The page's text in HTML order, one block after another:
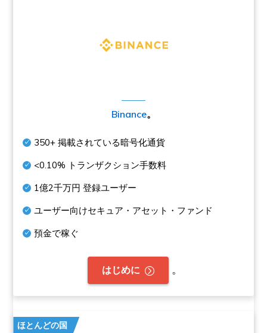
Binance。
350+ 掲載されている暗号化通貨
<0.10% トランザクション手数料
1億2千万円 登録ユーザー
ユーザー向けセキュア・アセット・ファンド
預金で稼ぐ
はじめに 。
ほとんどの国